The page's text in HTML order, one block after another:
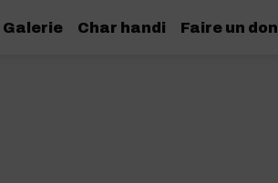
Galerie Char handi Faire un don